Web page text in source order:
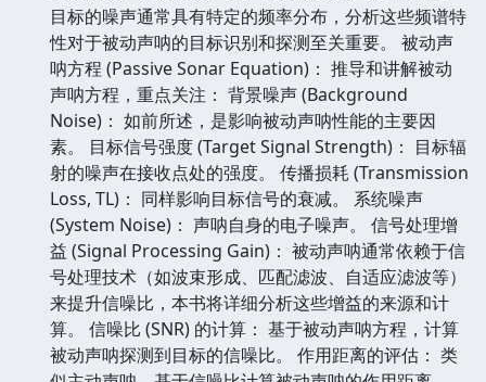
目标的噪声通常具有特定的频率分布，分析这些频谱特
性对于被动声呐的目标识别和探测至关重要。 被动声
呐方程 (Passive Sonar Equation)： 推导和讲解被动
声呐方程，重点关注： 背景噪声 (Background
Noise)： 如前所述，是影响被动声呐性能的主要因
素。 目标信号强度 (Target Signal Strength)： 目标辐
射的噪声在接收点处的强度。 传播损耗 (Transmission
Loss, TL)： 同样影响目标信号的衰减。 系统噪声
(System Noise)： 声呐自身的电子噪声。 信号处理增
益 (Signal Processing Gain)： 被动声呐通常依赖于信
号处理技术（如波束形成、匹配滤波、自适应滤波等）
来提升信噪比，本书将详细分析这些增益的来源和计
算。 信噪比 (SNR) 的计算： 基于被动声呐方程，计算
被动声呐探测到目标的信噪比。 作用距离的评估： 类